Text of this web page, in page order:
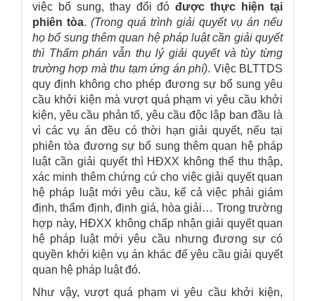
việc bổ sung, thay đổi đóđược thực hiện tại
phiên tòa. (Trong quá trình giải quyết vụ án nếu
họ bổ sung thêm quan hệ pháp luật cần giải quyết
thì Thẩm phán vẫn thụ lý giải quyết và tùy từng
trường hợp mà thu tạm ứng án phí). Việc BLTTDS
quy định không cho phép đương sự bổ sung yêu
cầu khởi kiện mà vượt quá phạm vi yêu cầu khởi
kiện, yêu cầu phản tố, yêu cầu độc lập ban đầu là
vì các vụ án đều có thời hạn giải quyết, nếu tại
phiên tòa đương sự bổ sung thêm quan hệ pháp
luật cần giải quyết thì HĐXX không thể thu thập,
xác minh thêm chứng cứ cho việc giải quyết quan
hệ pháp luật mới yêu cầu, kể cả việc phải giám
định, thẩm định, định giá, hòa giải… Trong trường
hợp này, HĐXX không chấp nhận giải quyết quan
hệ pháp luật mới yêu cầu nhưng đương sự có
quyền khởi kiện vụ án khác để yêu cầu giải quyết
quan hệ pháp luật đó.
Như vậy, vượt quá phạm vi yêu cầu khởi kiện,